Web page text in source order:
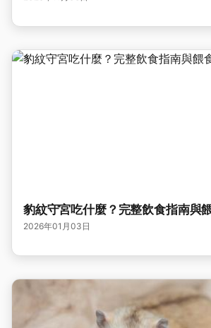
豹紋守宮吃什麼？完整飲食指南與
2026年01月03日